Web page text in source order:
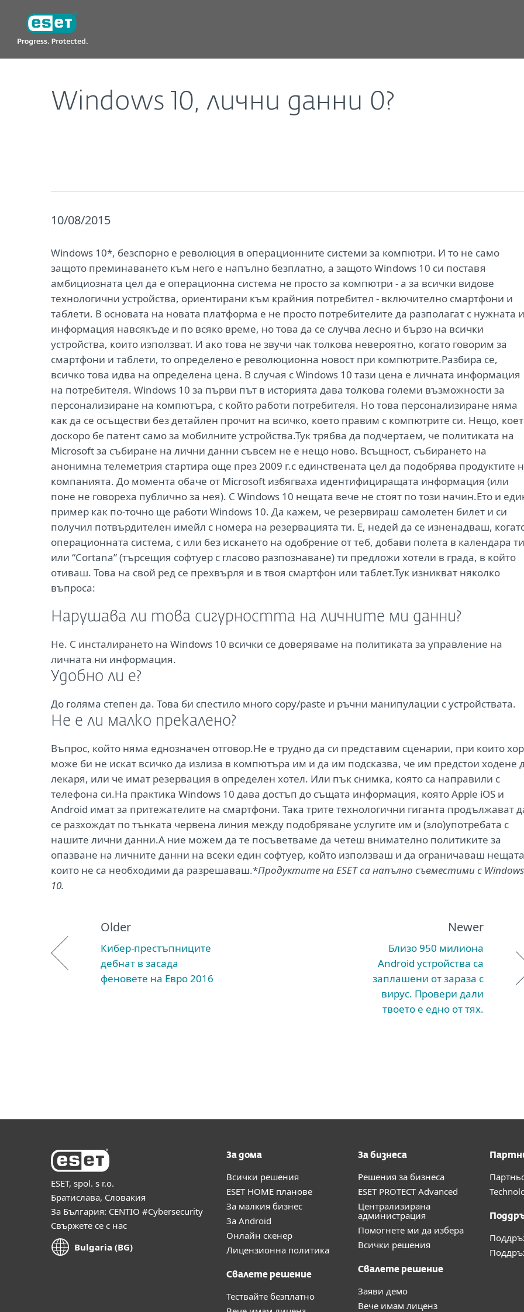
Windows 10, лични данни 0?
10/08/2015
Windows 10*, безспорно е революция в операционните системи за компютри. И то не само
защото преминаването към него е напълно безплатно, а защото Windows 10 си поставя
амбициозната цел да е операционна система не просто за компютри - а за всички видове
технологични устройства, ориентирани към крайния потребител - включително смартфони и
таблети. В основата на новата платформа е не просто потребителите да разполагат с нужната
информация навсякъде и по всяко време, но това да се случва лесно и бързо на всички
устройства, които използват. И ако това не звучи чак толкова невероятно, когато говорим за
смартфони и таблети, то определено е революционна новост при компютрите.Разбира се,
всичко това идва на определена цена. В случая с Windows 10 тази цена е личната информация
на потребителя. Windows 10 за първи път в историята дава толкова големи възможности за
персонализиране на компютъра, с който работи потребителя. Но това персонализиране няма
как да се осъществи без детайлен прочит на всичко, което правим с компютрите си. Нещо,
доскоро бе патент само за мобилните устройства.Тук трябва да подчертаем, че политиката на
Microsoft за събиране на лични данни съвсем не е нещо ново. Всъщност, събирането на
анонимна телеметрия стартира още през 2009 г.с единствената цел да подобрява продуктите
компанията. До момента обаче от Microsoft избягваха идентифициращата информация (или
поне не говореха публично за нея). С Windows 10 нещата вече не стоят по този начин.Ето и
пример как по-точно ще работи Windows 10. Да кажем, че резервираш самолетен билет и си
получил потвърдителен имейл с номера на резервацията ти. Е, недей да се изненадваш,
операционната система, с или без искането на одобрение от теб, добави полета в календара ти
или “Cortana” (търсещия софтуер с гласово разпознаване) ти предложи хотели в града, в който
отиваш. Това на свой ред се прехвърля и в твоя смартфон или таблет.Тук изникват няколко
въпроса:
Нарушава ли това сигурността на личните ми данни?
Не. С инсталирането на Windows 10 всички се доверяваме на политиката за управление на
личната ни информация.
Удобно ли е?
До голяма степен да. Това би спестило много copy/paste и ръчни манипулации с устройствата.
Не е ли малко прекалено?
Въпрос, който няма еднозначен отговор.Не е трудно да си представим сценарии, при които
може би не искат всичко да излиза в компютъра им и да им подсказва, че им предстои ходене
лекаря, или че имат резервация в определен хотел. Или пък снимка, която са направили с
телефона си.На практика Windows 10 дава достъп до същата информация, която Apple iOS и
Android имат за притежателите на смартфони. Така трите технологични гиганта продължават
се разхождат по тънката червена линия между подобряване услугите им и (зло)употребата с
нашите лични данни.А ние можем да те посъветваме да четеш внимателно политиките за
опазване на личните данни на всеки един софтуер, който използваш и да ограничаваш
които не са необходими да разрешаваш.*Продуктите на ESET са напълно съвместими с Windows
10.
Older
Кибер-престъпниците
дебнат в засада
феновете на Евро 2016
Newer
Близо 950 милиона
Android устройства са
заплашени от зараза с
вирус. Провери дали
твоето е едно от тях.
BG За нас
ESET
ESET, spol. s r.o.
Братислава, Словакия
За България: CENTIO #Cybersecurity
Свържете се с нас
Bulgaria (BG)
За дома
Всички решения
ESET HOME планове
За малкия бизнес
За Android
Онлайн скенер
Лицензионна политика
Свалете решение
Тествайте безплатно
За бизнеса
Решения за бизнеса
ESET PROTECT Advanced
Централизирана
администрация
Помогнете ми да избера
Всички решения
Свалете решение
Заяви демо
Вече имам лиценз